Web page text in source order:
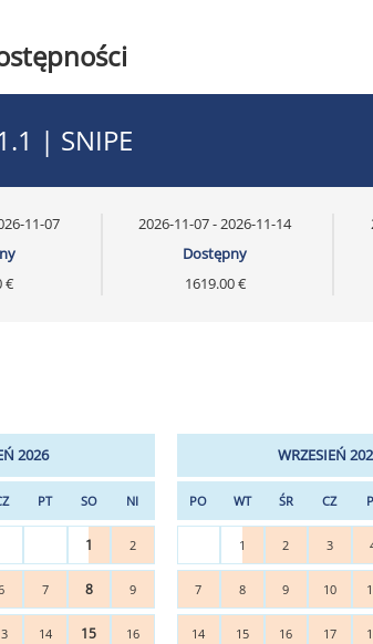
| SNIPE
11-07
€
2026-11-07 - 2026-11-14
Dostępny
1619.00 €
2026
PT SO NI
1 2
7 8 9
14 15 16
WRZESIEŃ
PO WT ŚR CZ
1 2 3
7 8 9 10
14 15 16 17